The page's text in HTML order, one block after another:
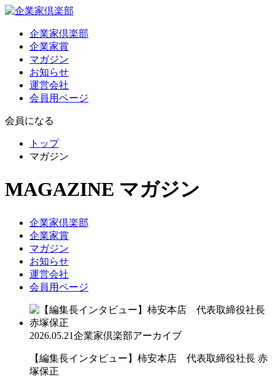
企業家倶楽部
企業家賞
マガジン
お知らせ
運営会社
会員用ページ
会員になる
トップ
マガジン
MAGAZINE マガジン
企業家倶楽部
企業家賞
マガジン
お知らせ
運営会社
会員用ページ
2026.05.21企業家倶楽部アーカイブ
【編集長インタビュー】柿安本店 代表取締役社長 赤
塚保正